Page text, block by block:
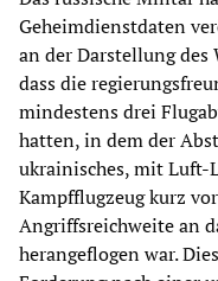
Geheimdienstdaten
an der Darstellung des
dass die
mindestens drei
hatten, in dem der
ukrainisches, mit Luft-
Kampfflugzeug kurz
Angriffsreichweite an
herangeflogen war.